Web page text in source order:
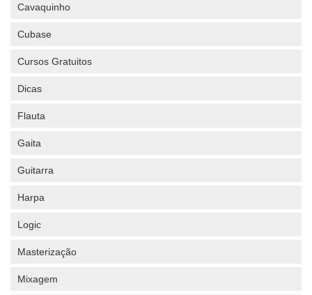
Cavaquinho
Cubase
Cursos Gratuitos
Dicas
Flauta
Gaita
Guitarra
Harpa
Logic
Masterização
Mixagem